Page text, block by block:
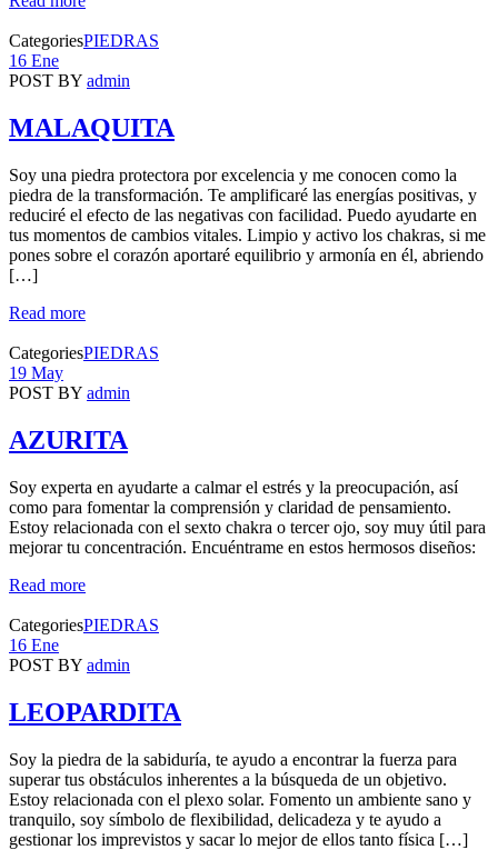
CategoriesPIEDRAS
16 Ene
POST BY admin
MALAQUITA
Soy una piedra protectora por excelencia y me conocen como la
piedra de la transformación. Te amplificaré las energías positivas, y
reduciré el efecto de las negativas con facilidad. Puedo ayudarte en
tus momentos de cambios vitales. Limpio y activo los chakras, si me
pones sobre el corazón aportaré equilibrio y armonía en él, abriendo
[…]
Read more
CategoriesPIEDRAS
19 May
POST BY admin
AZURITA
Soy experta en ayudarte a calmar el estrés y la preocupación, así
como para fomentar la comprensión y claridad de pensamiento.
Estoy relacionada con el sexto chakra o tercer ojo, soy muy útil para
mejorar tu concentración. Encuéntrame en estos hermosos diseños:
Read more
CategoriesPIEDRAS
16 Ene
POST BY admin
LEOPARDITA
Soy la piedra de la sabiduría, te ayudo a encontrar la fuerza para
superar tus obstáculos inherentes a la búsqueda de un objetivo.
Estoy relacionada con el plexo solar. Fomento un ambiente sano y
tranquilo, soy símbolo de flexibilidad, delicadeza y te ayudo a
gestionar los imprevistos y sacar lo mejor de ellos tanto física […]